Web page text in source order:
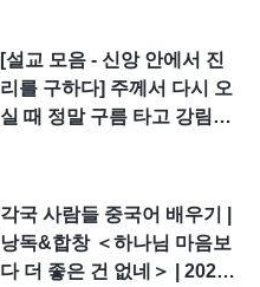
[설교 모음 - 신앙 안에서 진
리를 구하다] 주께서 다시 오
실 때 정말 구름 타고 강림하
각국 사람들 중국어 배우기 |
낭독&합창 ＜하나님 마음보
다 더 좋은 건 없네＞ | 2026